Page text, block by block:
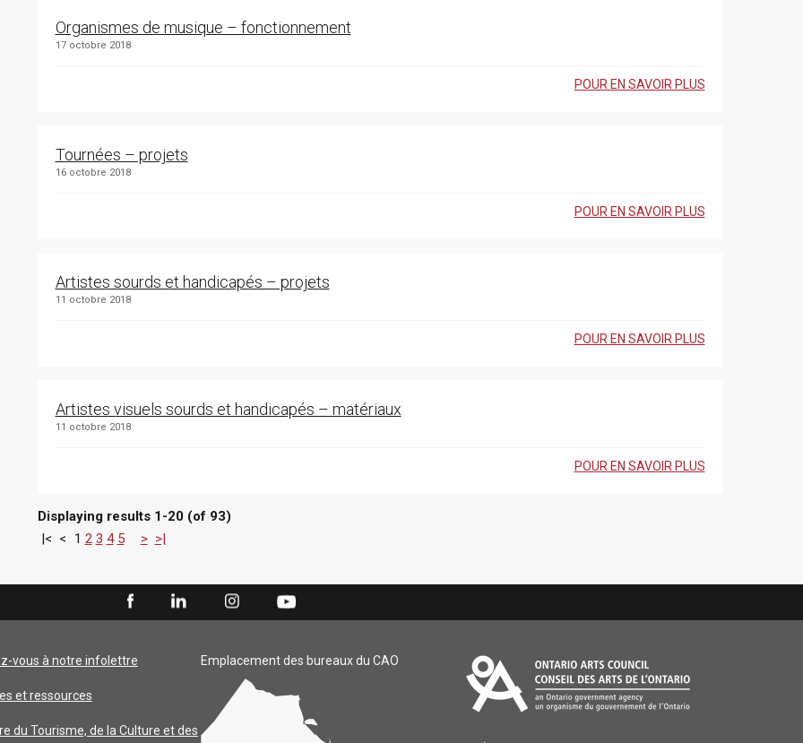
Organismes de musique – fonctionnement
17 octobre 2018
POUR EN SAVOIR PLUS
Tournées – projets
16 octobre 2018
POUR EN SAVOIR PLUS
Artistes sourds et handicapés – projets
11 octobre 2018
POUR EN SAVOIR PLUS
Artistes visuels sourds et handicapés – matériaux
11 octobre 2018
POUR EN SAVOIR PLUS
Displaying results 1-20 (of 93)
|< < 1 2 3 4 5 > >|
vous à notre infolettre
et ressources
du Tourisme, de la Culture et des
Emplacement des bureaux du CAO